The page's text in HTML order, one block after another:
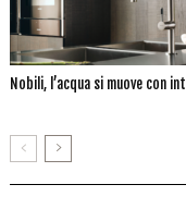
Nobili, l’acqua si muove con